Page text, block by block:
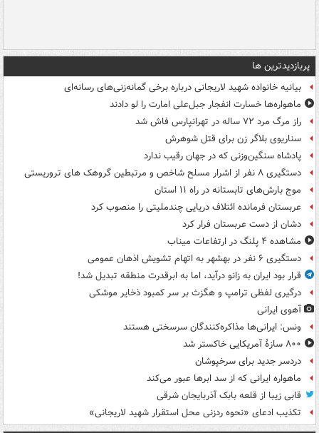
پربازدیدترین ها
بیانیه خانواده شهید لاریجانی درباره برخی گمانه‌زنی‌های رسانه‌ای
ماهواره‌ها خسارت انفجار جبل‌علی امارت را لو دادند
راز مرگ مرد ۷۲ ساله در تهرانپارس فاش شد
سناریوی بلاگر زن برای قتل شوهرش
پادشاه سنگین‌وزنی که در جهان رقیب ندارد
دستگیری ۸ نفر از اشرار مسلح شاخص و مرتبطین گروهک های تروریستی
موج بارش‌های تابستانه در راه ۱۱ استان
عربستان فرمانده ائتلاف دریایی چندملیتی را منصوب کرد
دشان از دست عربستان فرار کرد
مشاهده ۴ پلنگ در ارتفاعات میناب
دستگیری ۶ نفر در بهشهر به اتهام تشویش اذهان عمومی
قرار بود ایران به زانو درآید، اما به ابرقدرت منطقه تبدیل شد!
درگیری لفظی ترامپ و هگزث بر سر کمبود ذخایر موشکی
آهوی ایرانی
ونس: ایرانی‌ها مذاکره‌کنندگان سرسختی هستند
۸۰۰ سازۀ آمریکایی خاکستر شد
دردسر جدید برای سرخپوشان
ماهواره ایرانی که از سد ابرها عبور می‌کند
قابی زیبا از قلعه بابک آذربایجان شرقی
تکذیب ادعای «نحوه ردزنی محل استقرار شهید لاریجانی»